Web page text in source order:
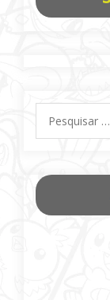
por: